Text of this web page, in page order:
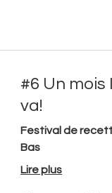
#6 Un mois
va!
Festival de
Bas
Lire plus